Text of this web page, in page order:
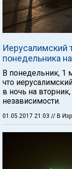
Иерусалимский
понедельника
В понедельник, 1
что
в ночь на
независимости.
01.05.2017 21:03 // В